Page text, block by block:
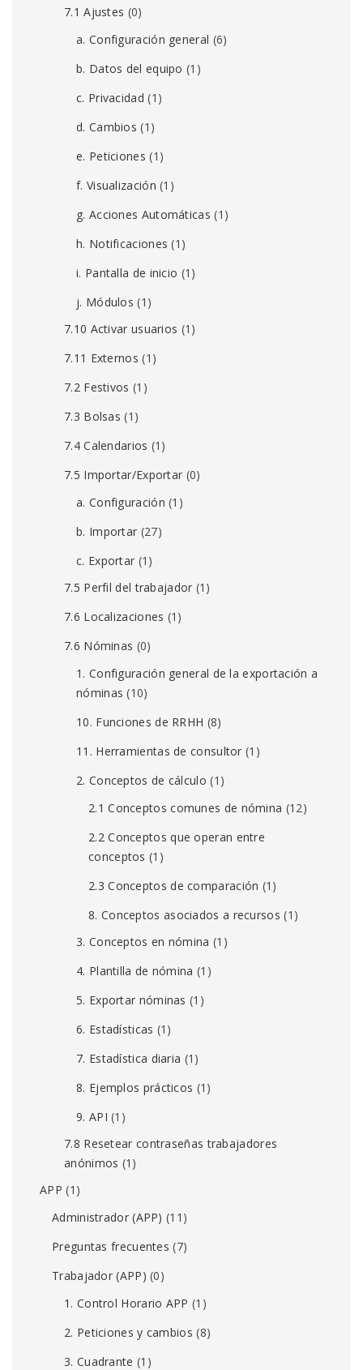
7.1 Ajustes (0)
a. Configuración general (6)
b. Datos del equipo (1)
c. Privacidad (1)
d. Cambios (1)
e. Peticiones (1)
f. Visualización (1)
g. Acciones Automáticas (1)
h. Notificaciones (1)
i. Pantalla de inicio (1)
j. Módulos (1)
7.10 Activar usuarios (1)
7.11 Externos (1)
7.2 Festivos (1)
7.3 Bolsas (1)
7.4 Calendarios (1)
7.5 Importar/Exportar (0)
a. Configuración (1)
b. Importar (27)
c. Exportar (1)
7.5 Perfil del trabajador (1)
7.6 Localizaciones (1)
7.6 Nóminas (0)
1. Configuración general de la exportación a
nóminas (10)
10. Funciones de RRHH (8)
11. Herramientas de consultor (1)
2. Conceptos de cálculo (1)
2.1 Conceptos comunes de nómina (12)
2.2 Conceptos que operan entre
conceptos (1)
2.3 Conceptos de comparación (1)
8. Conceptos asociados a recursos (1)
3. Conceptos en nómina (1)
4. Plantilla de nómina (1)
5. Exportar nóminas (1)
6. Estadísticas (1)
7. Estadística diaria (1)
8. Ejemplos prácticos (1)
9. API (1)
7.8 Resetear contraseñas trabajadores
anónimos (1)
APP (1)
Administrador (APP) (11)
Preguntas frecuentes (7)
Trabajador (APP) (0)
1. Control Horario APP (1)
2. Peticiones y cambios (8)
3. Cuadrante (1)